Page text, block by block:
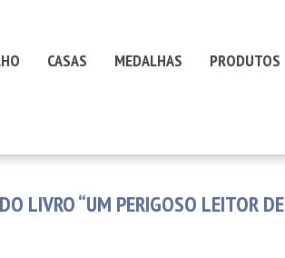
CASAS MEDALHAS PRODUTOS
LIVRO “UM PERIGOSO LEITOR